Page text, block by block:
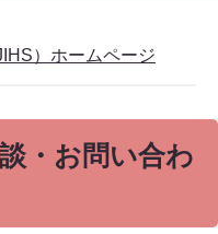
）ホームページ
・お問い合わ